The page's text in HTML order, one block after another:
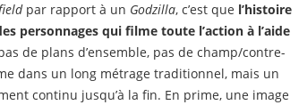
par rapport à un Godzilla, c’est que l’histoire
personnages qui filme toute l’action à l’aide
de plans d’ensemble, pas de champ/contre-
dans un long métrage traditionnel, mais un
continu jusqu’à la fin. En prime, une image